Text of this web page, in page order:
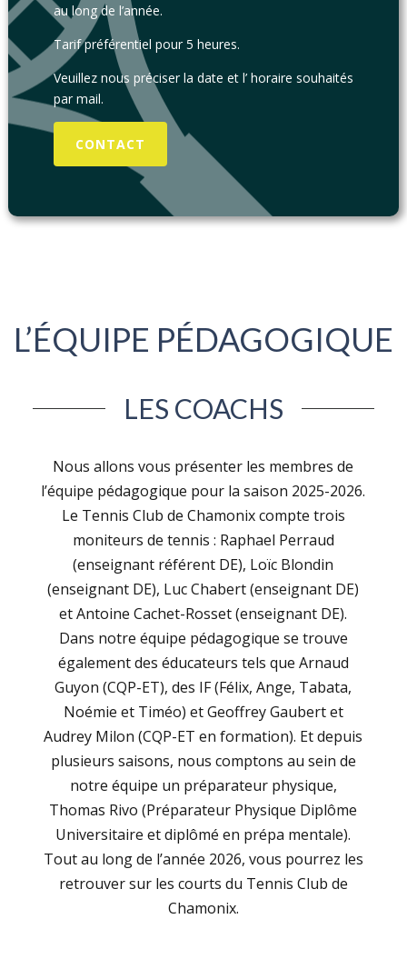
au long de l’année.
Tarif préférentiel pour 5 heures.
Veuillez nous préciser la date et l’ horaire souhaités
par mail.
CONTACT
L’ÉQUIPE PÉDAGOGIQUE
LES COACHS
Nous allons vous présenter les membres de
l’équipe pédagogique pour la saison 2025-2026.
Le Tennis Club de Chamonix compte trois
moniteurs de tennis : Raphael Perraud
(enseignant référent DE), Loïc Blondin
(enseignant DE), Luc Chabert (enseignant DE)
et Antoine Cachet-Rosset (enseignant DE).
Dans notre équipe pédagogique se trouve
également des éducateurs tels que Arnaud
Guyon (CQP-ET), des IF (Félix, Ange, Tabata,
Noémie et Timéo) et Geoffrey Gaubert et
Audrey Milon (CQP-ET en formation). Et depuis
plusieurs saisons, nous comptons au sein de
notre équipe un préparateur physique,
Thomas Rivo (Préparateur Physique Diplôme
Universitaire et diplômé en prépa mentale).
Tout au long de l’année 2026, vous pourrez les
retrouver sur les courts du Tennis Club de
Chamonix.